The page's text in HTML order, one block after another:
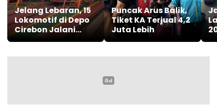
Jelang Lebaran, 15
Lokomotif di Depo
Cirebon Jalani
Pemeriksaan
Puncak Arus Balik,
Tiket KA Terjual 4,2
Juta Lebih